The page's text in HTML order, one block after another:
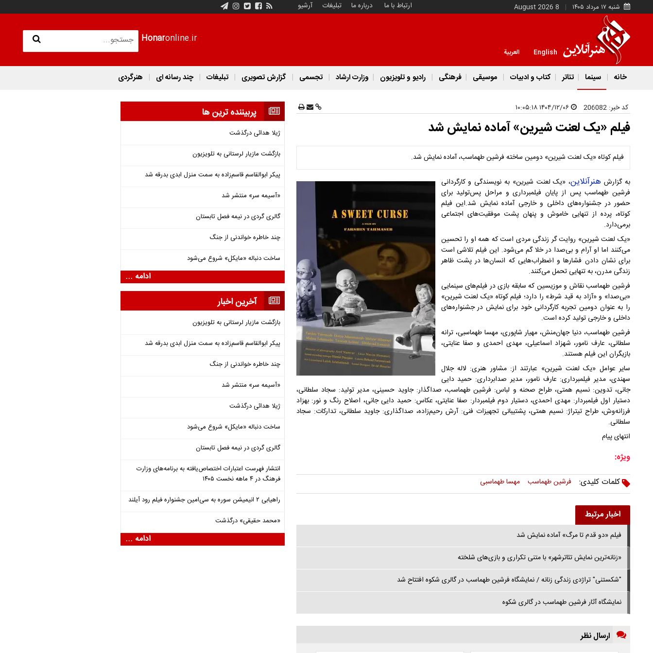
شنبه ۱۷ مرداد ۱۴۰۵ 8 August 2026 ارتباط با ما درباره ما تبلیغات آرشیو
Honaronline.ir
English العربية
خانه سینما تئاتر کتاب و ادبیات موسیقی فرهنگی رادیو و تلویزیون وزارت ارشاد تجسمی گزارش تصویری تبلیغات چند رسانه ای هنرگردی
کد خبر: 206082
فیلم «یک لعنت شیرین» آماده نمایش شد
فیلم کوتاه «یک لعنت شیرین» دومین ساخته فرشین طهماسب، آماده نمایش شد.
به گزارش هنرآنلاین، «یک لعنت شیرین» به نویسندگی و کارگردانی
فرشین طهماسب پس از پایان فیلمبرداری و مراحل پس‌تولید برای
حضور در جشنواره‌های داخلی و خارجی آماده نمایش شد.این فیلم
کوتاه، پرده از تنهایی خاموش و پنهان پشت موفقیت‌های اجتماعی
بر‌می‌دارد.
«یک لعنت شیرین» روایت گر زندگی مردی است که همه او را تحسین
می‌کنند اما او آرام و بی‌صدا در خلا گم می‌شود. این فیلم تلاشی است
برای نشان دادن فشار‌ها و اضطراب‌هایی که انسان‌ها در پشت ظاهر
زندگی مدرن، به تنهایی تحمل می‌کنند.
فرشین طهماسب نقاش و موزیسین که سابقه بازی در فیلم‌های سینمایی
«بی‌صدا» و «آزاد به قید شرط» را دارد؛ فیلم کوتاه «یک لعنت شیرین»
را به عنوان دومین تجربه کارگردانی خود برای نمایش در جشنواره‌های
داخلی و خارجی تولید کرده است.
فرشین طهماسب، دنیا جهان‌منش، مهیار شاپورى، مهسا طهماسبى، ترانه
سلطانى، عارف نامور، شهزاد اسماعیلى، مهدى احمدى و صفا عنایتى،
بازیگران این فیلم هستند.
سایر عوامل «یک لعنت شیرین» عبارتند از: مشاور هنرى: لاله جلال
سهندى، مدیر فیلمبردارى: عارف نامور، مدیر صدابردارى: حمید دایى
جانى، تدوین: نسیم همتى، طراح صحنه و لباس: فرشین طهماسب، صداگذار: جاوید حسینی، مدیر تولید: سجاد سلطانى،
دستیار اول فیلمبردار: مهدى احمدى، دستیار دوم فیلمبردار: صفا عنایتى، عکاس: حمید دایى جانى، اصلاح رنگ و نور: بهزاد
فرزانه‌وش، طراح تیتراژ: نسیم همتى، پشتیبانى تجهیزات فنى: آرش رحیم‌زاده، صداگذارى: جاوید سلطانى، تدارکات: سجاد
سلطانى.
انتهای پیام
ویژه:
کلمات کلیدی:
فرشین طهماسب مهسا طهماسبی
اخبار مرتبط
فیلم «دو قدم تا مرگ» آماده نمایش شد
«زنانه‌ترین نمایش تئاترشهر» با متنی تکراری و بازی‌های شلخته
"شکستنی" تراژدی زندگی زنانه / نمایشگاه فرشین طهماسب در گالری شکوه افتتاح شد
نمایشگاه آثار فرشین طهماسب در گالری شکوه
ارسال نظر
پربیننده ترین ها
ژیلا هدائی درگذشت
بازگشت مازیار لرستانی به تلویزیون
پیکر ابوالقاسم قاسم‌زاده به سمت منزل ابدی بدرقه شد
«آسیمه سر» منتشر شد
گالری گردی در نیمه فصل تابستان
چند خاطره خواندنی از جنگ
ساخت دنباله «مایکل» شروع می‌شود
ادامه ...
آخرین اخبار
بازگشت مازیار لرستانی به تلویزیون
پیکر ابوالقاسم قاسم‌زاده به سمت منزل ابدی بدرقه شد
چند خاطره خواندنی از جنگ
«آسیمه سر» منتشر شد
ژیلا هدائی درگذشت
ساخت دنباله «مایکل» شروع می‌شود
گالری گردی در نیمه فصل تابستان
انتشار فهرست اعتبارات اختصاص‌یافته به برنامه‌های وزارت
فرهنگ در ۴ ماهه نخست ۱۴۰۵
راهیابی ۲ انیمیشن سوره به سی‌امین جشنواره فیلم رود آیلند
«محمد حقیقی» درگذشت
ادامه ...